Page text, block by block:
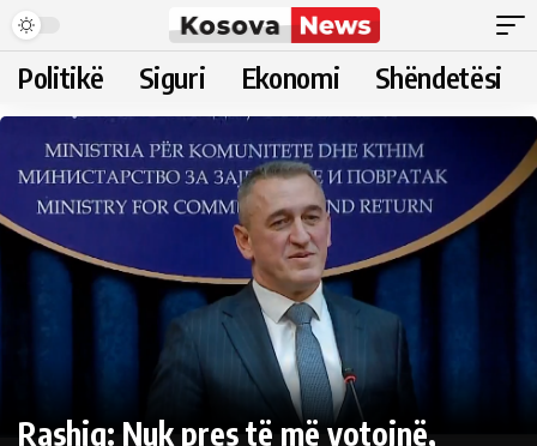
Politikë Siguri Ekonomi Shëndetësi
Rashiq: Nuk pres të më votojnë,